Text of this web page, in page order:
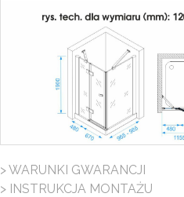
> WARUNKI GWARANCJI
> INSTRUKCJA MONTAŻU